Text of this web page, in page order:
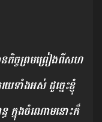
នកិច្ចព្រមព្រៀងពីសហ
យទាំងអស់ ដូច្នេះខ្ញុំ
ធ ក្នុងចំណោមនោះក៏